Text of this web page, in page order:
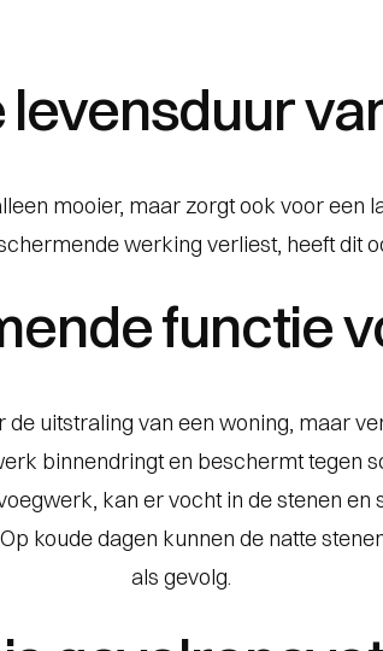
mooier, maar zorgt ook voor een
werking verliest, heeft dit
functie
uitstraling van een woning, maar
binnendringt en beschermt tegen
kan er vocht in de stenen
koude dagen kunnen de natte
als gevolg.